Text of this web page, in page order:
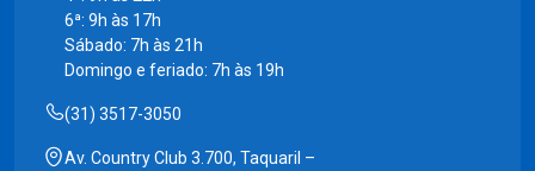
6ª: 9h às 17h
Sábado: 7h às 21h
Domingo e feriado: 7h às 19h
(31) 3517-3050
Av. Country Club 3.700, Taquaril –